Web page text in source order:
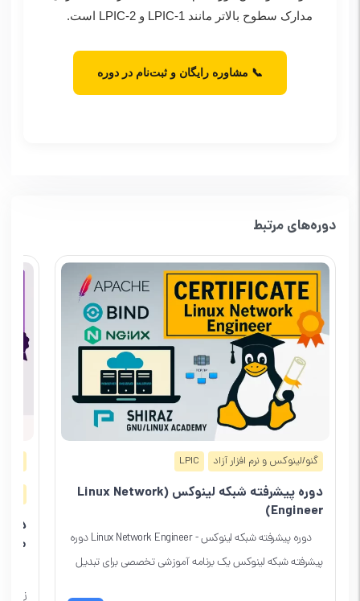
مدارک سطوح بالاتر مانند LPIC-1 و LPIC-2 است.
📞 مشاوره رایگان و ثبت‌نام در دوره
دوره‌های مرتبط
گنو/لینوکس و نرم افزار آزاد LPIC
دوره پیشرفته شبکه لینوکس (Linux Network
Engineer)
دوره پیشرفته شبکه لینوکس - Linux Network Engineer دوره
پیشرفته شبکه لینوکس یک برنامه آموزشی تخصصی برای تبدیل